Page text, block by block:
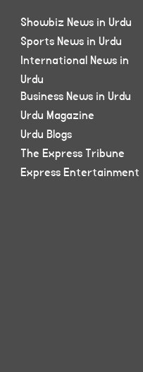
Showbiz News in Urdu
Sports News in Urdu
International News in
Urdu
Business News in Urdu
Urdu Magazine
Urdu Blogs
The Express Tribune
Express Entertainment